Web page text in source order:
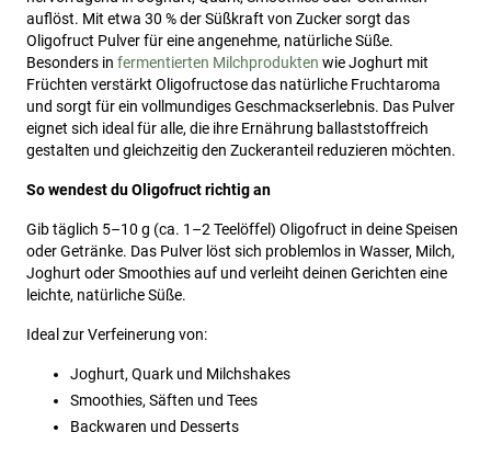
auflöst. Mit etwa 30 % der Süßkraft von Zucker sorgt das
Oligofruct Pulver für eine angenehme, natürliche Süße.
Besonders in fermentierten Milchprodukten wie Joghurt mit
Früchten verstärkt Oligofructose das natürliche Fruchtaroma
und sorgt für ein vollmundiges Geschmackserlebnis. Das Pulver
eignet sich ideal für alle, die ihre Ernährung ballaststoffreich
gestalten und gleichzeitig den Zuckeranteil reduzieren möchten.
So wendest du Oligofruct richtig an
Gib täglich 5–10 g (ca. 1–2 Teelöffel) Oligofruct in deine Speisen
oder Getränke. Das Pulver löst sich problemlos in Wasser, Milch,
Joghurt oder Smoothies auf und verleiht deinen Gerichten eine
leichte, natürliche Süße.
Ideal zur Verfeinerung von:
Joghurt, Quark und Milchshakes
Smoothies, Säften und Tees
Backwaren und Desserts